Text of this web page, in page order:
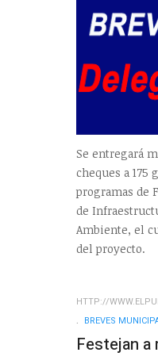
Se entregará
cheques a
programas de
de
Ambiente, el
del proyecto.
HTTP://
BREVES
Festejan a